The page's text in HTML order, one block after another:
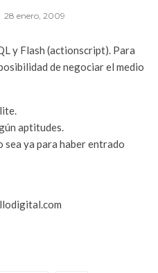
28 enero, 2009
y Flash (actionscript). Para
de negociar el medio
aptitudes.
sea ya para haber entrado